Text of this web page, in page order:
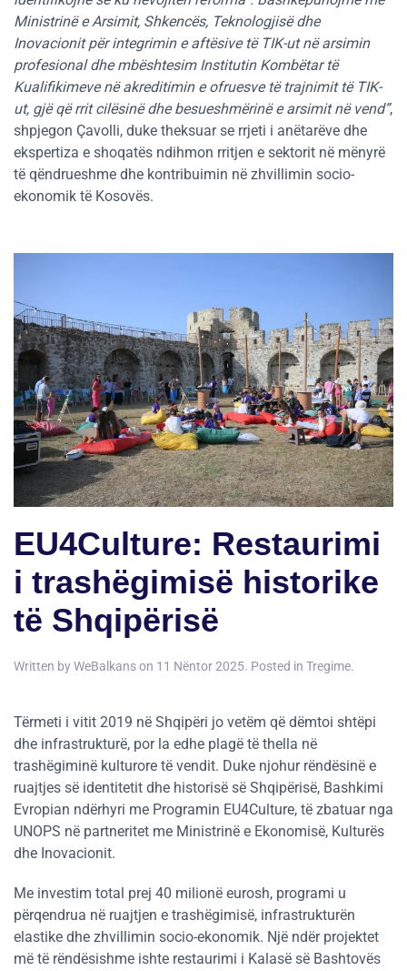
Ministrinë e Arsimit, Shkencës, Teknologjisë dhe
Inovacionit për integrimin e aftësive të TIK-ut në arsimin
profesional dhe mbështesim Institutin Kombëtar të
Kualifikimeve në akreditimin e ofruesve të trajnimit të TIK-
ut, gjë që rrit cilësinë dhe besueshmërinë e arsimit në vend”,
shpjegon Çavolli, duke theksuar se rrjeti i anëtarëve dhe
ekspertiza e shoqatës ndihmon rritjen e sektorit në mënyrë
të qëndrueshme dhe kontribuimin në zhvillimin socio-
ekonomik të Kosovës.
EU4Culture: Restaurimi
i trashëgimisë historike
të Shqipërisë
Written byWeBalkanson 11 Nëntor 2025. Posted in Tregime.
Tërmeti i vitit 2019 në Shqipëri jo vetëm që dëmtoi shtëpi
dhe infrastrukturë, por la edhe plagë të thella në
trashëgiminë kulturore të vendit. Duke njohur rëndësinë e
ruajtjes së identitetit dhe historisë së Shqipërisë, Bashkimi
Evropian ndërhyri me Programin EU4Culture, të zbatuar nga
UNOPS në partneritet me Ministrinë e Ekonomisë, Kulturës
dhe Inovacionit.
Me investim total prej 40 milionë eurosh, programi u
përqendrua në ruajtjen e trashëgimisë, infrastrukturën
elastike dhe zhvillimin socio-ekonomik. Një ndër projektet
më të rëndësishme ishte restaurimi i Kalasë së Bashtovës